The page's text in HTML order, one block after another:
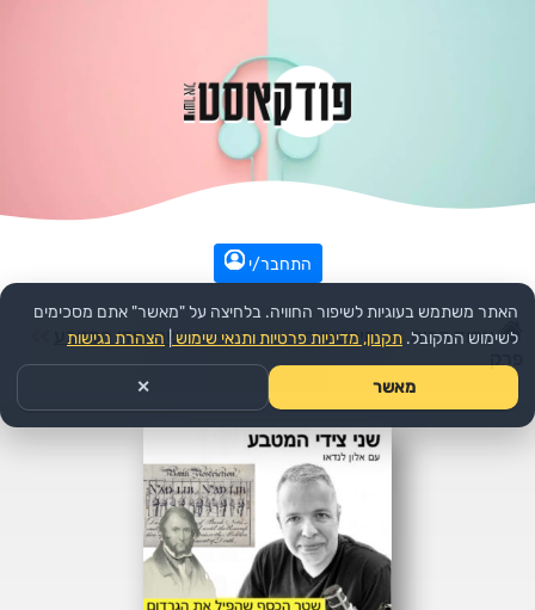
התחבר/י
עמוד הבית >> היסטוריה >>הפודקאסט: שני צידי המטבע
האתר משתמש בעוגיות לשיפור החוויה. בלחיצה על "מאשר" אתם מסכימים
לשימוש המקובל. תקנון, מדיניות פרטיות ותנאי שימוש הצהרת נגישות
מאשר ✕